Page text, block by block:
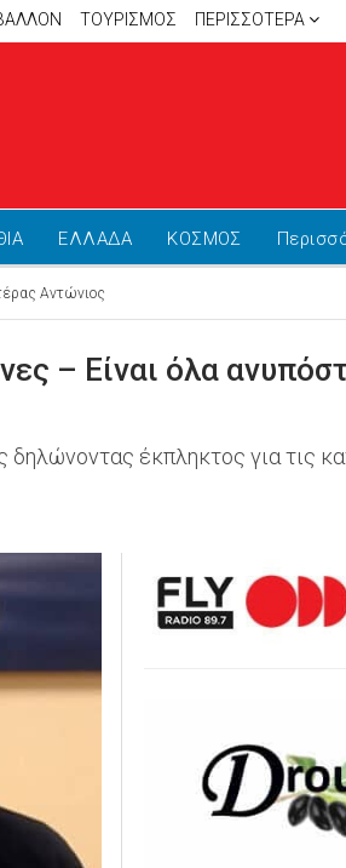
ΤΟΥΡΙΣΜΟΣ ΠΕΡΙΣΣΌΤΕΡΑ
ΕΛΛΑΔΑ ΚΟΣΜΟΣ
Αντώνιος
– Είναι όλα
έκπληκτος για τις